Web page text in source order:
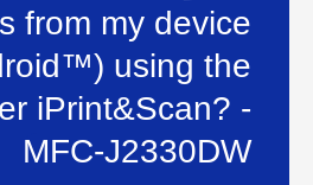
from my device
using the
iPrint&Scan? -
MFC-J2330DW